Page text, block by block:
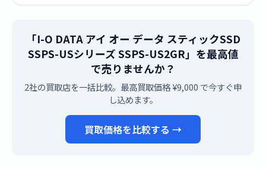
「I-O DATA アイ オー データ スティックSSD
SSPS-USシリーズ SSPS-US2GR」を最高値
で売りませんか？
2社の買取店を一括比較。最高買取価格 ¥9,000 で今すぐ申
し込めます。
買取価格を比較する →